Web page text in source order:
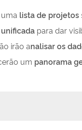
lista de projetos
para dar
irão analisar os
um panorama